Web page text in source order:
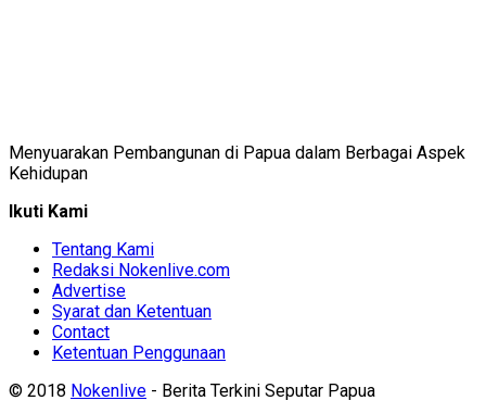
Menyuarakan Pembangunan di Papua dalam Berbagai Aspek
Kehidupan
Ikuti Kami
Tentang Kami
Redaksi Nokenlive.com
Advertise
Syarat dan Ketentuan
Contact
Ketentuan Penggunaan
© 2018 Nokenlive - Berita Terkini Seputar Papua